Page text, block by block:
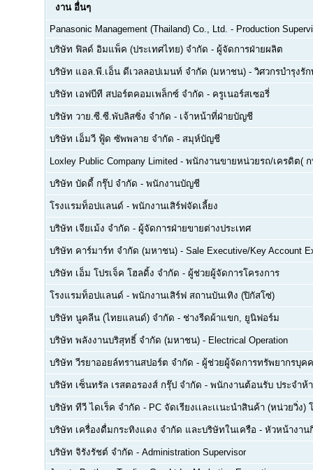
งาน อื่นๆ
Panasonic Management (Thailand) Co., Ltd. - Production
บริษัท ฟิลด์ อิมแพ็ค (ประเทศไทย) จำกัด - ผู้จัดการฝ่ายผลิต
บริษัท แอล.พี.เอ็น ดีเวลลอปเมนท์ จำกัด (มหาชน) - วิศวกรบำรุงรั
บริษัท เอฟบีที สปอร์ตคอมเพล็กซ์ จำกัด - ครูเนอร์สเซอรี่
บริษัท วาย.ซี.ซี.พับลิสซิ่ง จำกัด - เจ้าหน้าที่ฝ่ายบัญชี
บริษัท เอ็มวี ฟู้ด ซัพพลาย จำกัด - สมุห์บัญชี
Loxley Public Company Limited - พนักงานขายหน่วยรถ/เครดิต(
บริษัท บัดดี้ กรุ๊ป จำกัด - พนักงานบัญชี
โรงแรมท็อปแลนด์ - พนักงานเสิร์ฟจัดเลี้ยง
บริษัท เจียเม้ง จำกัด - ผู้จัดการฝ่ายขายต่างประเทศ
บริษัท คาร์มาร์ท จำกัด (มหาชน) - Sale Executive/Key Account
บริษัท เอ็ม โปรเจ็ค โฮลดิ้ง จำกัด - ผู้ช่วยผู้จัดการโครงการ
โรงแรมท็อปแลนด์ - พนักงานเสิร์ฟ สถานบันเทิง (ปิกัสโซ่)
บริษัท นูคลีน (ไทยแลนด์) จำกัด - ช่างรีดผ้าแขก, ยูนิฟอร์ม
บริษัท พลังงานบริสุทธิ์ จำกัด (มหาชน) - Electrical Operation
บริษัท วีรยาออยล์ทรานสปอร์ต จำกัด - ผู้ช่วยผู้จัดการทรัพยากรบุค
บริษัท เซ็นทรัล เรสตอรองส์ กรุ๊ป จำกัด - พนักงานต้อนรับ ประจำห้
บริษัท ทีวี ไดเร็ค จำกัด - PC จัดเรียงเเละเเนะนำสินค้า (หน่วยวิ่ง
บริษัท เครื่องดื่มกระทิงแดง จำกัด และบริษัทในเครือ - หัวหน้างาน
บริษัท จิรังรัชต์ จำกัด - Administration Supervisor